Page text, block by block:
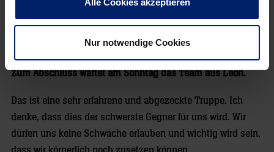
Alle Cookies akzeptieren
Nur notwendige Cookies
werden sie versuchen, gegen uns konsequent den
Gegenstoß zu laufen.
Zum Abschluss wartet am Sonntag das Team aus León.
Das ist eine sehr erfahrene und abgezockte Truppe. Ich
denke, dass dies der schwerste Gegner für uns wird. Wir
dürfen uns keine Schwäche erlauben und wichtig wird sein,